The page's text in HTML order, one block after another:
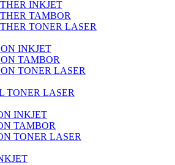
INKJET
TAMBOR
TONER LASER
INKJET
TAMBOR
TONER LASER
TONER LASER
INKJET
TAMBOR
TONER LASER